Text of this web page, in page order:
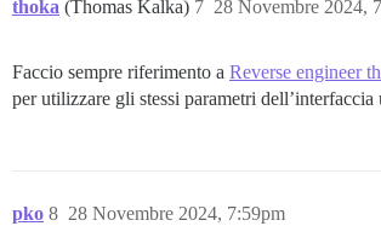
thoka (Thomas Kalka) 28 Novembre 2024,
7
Faccio sempre riferimento a Reverse engineer
per utilizzare gli stessi parametri dell’interfaccia
pko 28 Novembre 2024, 7:59pm
8